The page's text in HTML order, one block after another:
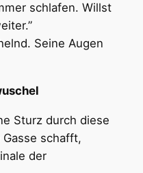
schlafen. Willst
Seine Augen
Sturz durch diese
schafft,
der